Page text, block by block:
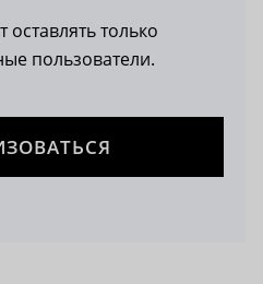
только
пользователи.